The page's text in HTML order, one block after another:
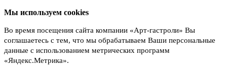
Мы используем cookies
Во время посещения сайта компании «Арт-гастроли» Вы
соглашаетесь с тем, что мы обрабатываем Ваши персональные
данные с использованием метрических программ
«Яндекс.Метрика».